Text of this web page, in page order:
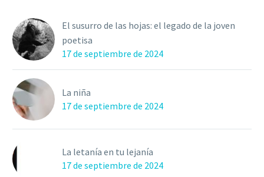
El susurro de las hojas: el legado de la joven
poetisa
17 de septiembre de 2024
La niña
17 de septiembre de 2024
La letanía en tu lejanía
17 de septiembre de 2024